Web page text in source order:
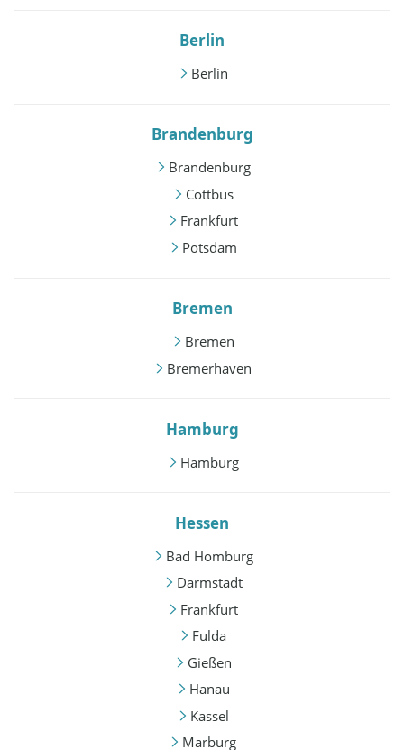
Berlin
Berlin
Brandenburg
Brandenburg
Cottbus
Frankfurt
Potsdam
Bremen
Bremen
Bremerhaven
Hamburg
Hamburg
Hessen
Bad Homburg
Darmstadt
Frankfurt
Fulda
Gießen
Hanau
Kassel
Marburg